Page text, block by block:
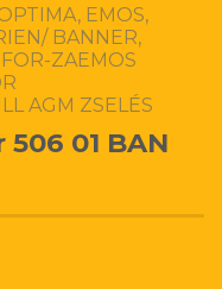
EMOS,
BANNER,
ZAEMOS
AGM ZSELÉS
01 BAN